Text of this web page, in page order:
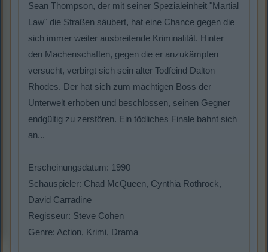
Sean Thompson, der mit seiner Spezialeinheit "Martial
Law" die Straßen säubert, hat eine Chance gegen die
sich immer weiter ausbreitende Kriminalität. Hinter
den Machenschaften, gegen die er anzukämpfen
versucht, verbirgt sich sein alter Todfeind Dalton
Rhodes. Der hat sich zum mächtigen Boss der
Unterwelt erhoben und beschlossen, seinen Gegner
endgültig zu zerstören. Ein tödliches Finale bahnt sich
an...
Erscheinungsdatum: 1990
Schauspieler: Chad McQueen, Cynthia Rothrock,
David Carradine
Regisseur: Steve Cohen
Genre: Action, Krimi, Drama